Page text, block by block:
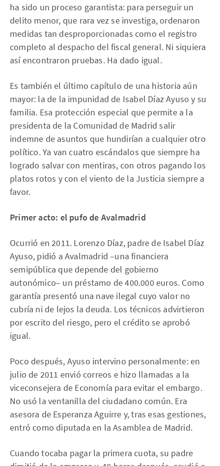
ha sido un proceso garantista: para perseguir un
delito menor, que rara vez se investiga, ordenaron
medidas tan desproporcionadas como el registro
completo al despacho del fiscal general. Ni siquiera
así encontraron pruebas. Ha dado igual.
Es también el último capítulo de una historia aún
mayor: la de la impunidad de Isabel Díaz Ayuso y su
familia. Esa protección especial que permite a la
presidenta de la Comunidad de Madrid salir
indemne de asuntos que hundirían a cualquier otro
político. Ya van cuatro escándalos que siempre ha
logrado salvar con mentiras, con otros pagando los
platos rotos y con el viento de la Justicia siempre a
favor.
Primer acto: el pufo de Avalmadrid
Ocurrió en 2011. Lorenzo Díaz, padre de Isabel Díaz
Ayuso, pidió a Avalmadrid –una financiera
semipública que depende del gobierno
autonómico– un préstamo de 400.000 euros. Como
garantía presentó una nave ilegal cuyo valor no
cubría ni de lejos la deuda. Los técnicos advirtieron
por escrito del riesgo, pero el crédito se aprobó
igual.
Poco después, Ayuso intervino personalmente: en
julio de 2011 envió correos e hizo llamadas a la
viceconsejera de Economía para evitar el embargo.
No usó la ventanilla del ciudadano común. Era
asesora de Esperanza Aguirre y, tras esas gestiones,
entró como diputada en la Asamblea de Madrid.
Cuando tocaba pagar la primera cuota, su padre